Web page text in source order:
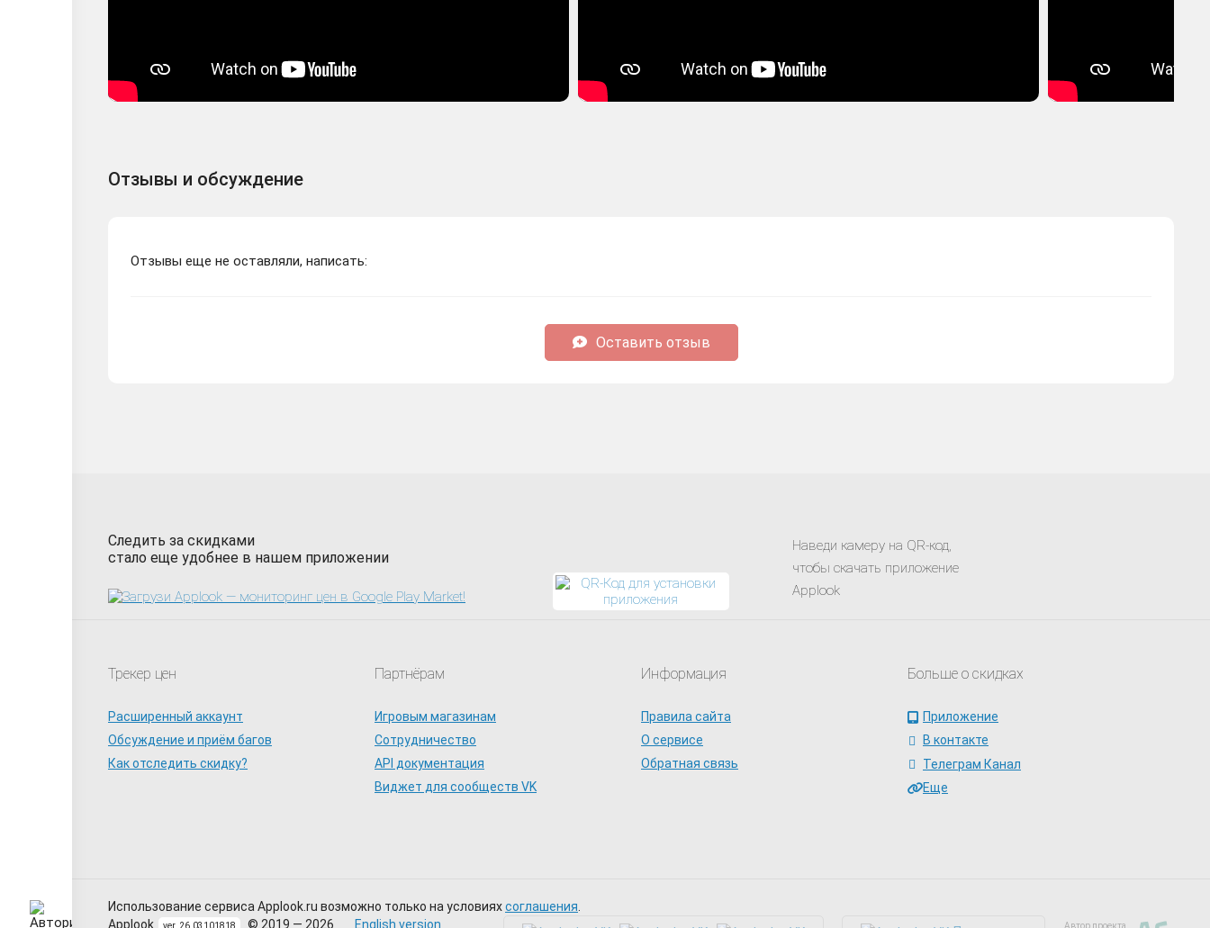
Отзывы и обсуждение
Отзывы еще не оставляли, написать:
Оставить отзыв
Следить за скидками
стало еще удобнее в нашем приложении
Наведи камеру на QR-код,
чтобы скачать приложение
Applook
Трекер цен
Расширенный аккаунт
Обсуждение и приём багов
Как отследить скидку?
Партнёрам
Игровым магазинам
Сотрудничество
API документация
Виджет для сообществ VK
Информация
Правила сайта
О сервисе
Обратная связь
Больше о скидках
Приложение
В контакте
Телеграм Канал
Еще
Использование сервиса Applook.ru возможно только на условияхсоглашения
Applook ver. 26.03101818 © 2019 — 2026 English version